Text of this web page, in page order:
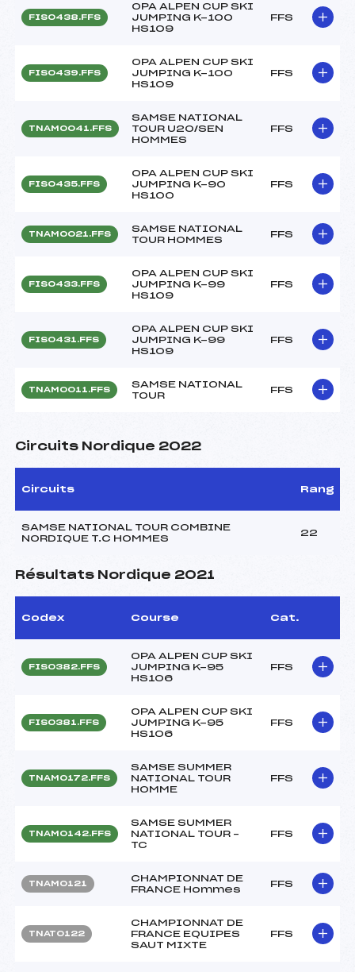
FIS0438.FFS
OPA ALPEN CUP SKI
JUMPING K-100
HS109
FFS
FIS0439.FFS
OPA ALPEN CUP SKI
JUMPING K-100
HS109
FFS
TNAM0041.FFS
SAMSE NATIONAL
TOUR U20/SEN
HOMMES
FFS
FIS0435.FFS
OPA ALPEN CUP SKI
JUMPING K-90
HS100
FFS
TNAM0021.FFS
SAMSE NATIONAL
TOUR HOMMES
FFS
FIS0433.FFS
OPA ALPEN CUP SKI
JUMPING K-99
HS109
FFS
FIS0431.FFS
OPA ALPEN CUP SKI
JUMPING K-99
HS109
FFS
TNAM0011.FFS
SAMSE NATIONAL
TOUR
FFS
Circuits Nordique 2022
Circuits Rang
SAMSE NATIONAL TOUR COMBINE
NORDIQUE T.C HOMMES
22
Résultats Nordique 2021
Codex Course Cat.
FIS0382.FFS
OPA ALPEN CUP SKI
JUMPING K-95
HS106
FFS
FIS0381.FFS
OPA ALPEN CUP SKI
JUMPING K-95
HS106
FFS
TNAM0172.FFS
SAMSE SUMMER
NATIONAL TOUR
HOMME
FFS
TNAM0142.FFS
SAMSE SUMMER
NATIONAL TOUR –
TC
FFS
TNAM0121
CHAMPIONNAT DE
FRANCE Hommes
FFS
TNAT0122
CHAMPIONNAT DE
FRANCE EQUIPES
SAUT MIXTE
FFS